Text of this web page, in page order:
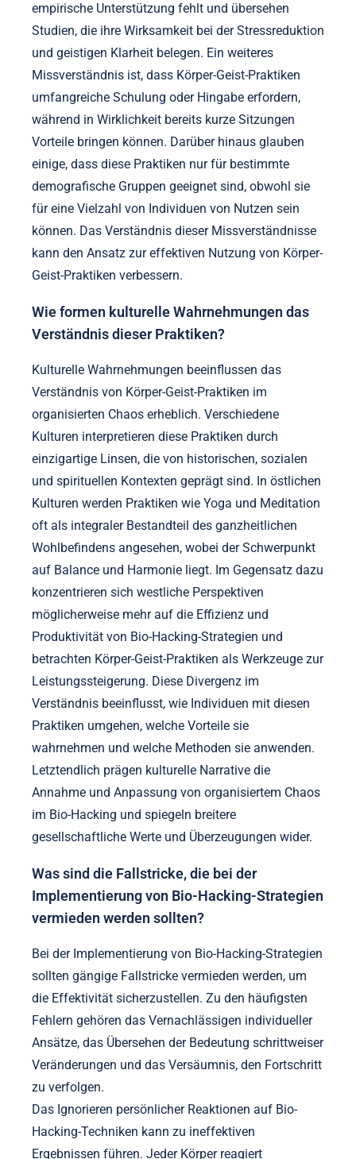
empirische Unterstützung fehlt und übersehen
Studien, die ihre Wirksamkeit bei der Stressreduktion
und geistigen Klarheit belegen. Ein weiteres
Missverständnis ist, dass Körper-Geist-Praktiken
umfangreiche Schulung oder Hingabe erfordern,
während in Wirklichkeit bereits kurze Sitzungen
Vorteile bringen können. Darüber hinaus glauben
einige, dass diese Praktiken nur für bestimmte
demografische Gruppen geeignet sind, obwohl sie
für eine Vielzahl von Individuen von Nutzen sein
können. Das Verständnis dieser Missverständnisse
kann den Ansatz zur effektiven Nutzung von Körper-
Geist-Praktiken verbessern.
Wie formen kulturelle Wahrnehmungen das
Verständnis dieser Praktiken?
Kulturelle Wahrnehmungen beeinflussen das
Verständnis von Körper-Geist-Praktiken im
organisierten Chaos erheblich. Verschiedene
Kulturen interpretieren diese Praktiken durch
einzigartige Linsen, die von historischen, sozialen
und spirituellen Kontexten geprägt sind. In östlichen
Kulturen werden Praktiken wie Yoga und Meditation
oft als integraler Bestandteil des ganzheitlichen
Wohlbefindens angesehen, wobei der Schwerpunkt
auf Balance und Harmonie liegt. Im Gegensatz dazu
konzentrieren sich westliche Perspektiven
möglicherweise mehr auf die Effizienz und
Produktivität von Bio-Hacking-Strategien und
betrachten Körper-Geist-Praktiken als Werkzeuge zur
Leistungssteigerung. Diese Divergenz im
Verständnis beeinflusst, wie Individuen mit diesen
Praktiken umgehen, welche Vorteile sie
wahrnehmen und welche Methoden sie anwenden.
Letztendlich prägen kulturelle Narrative die
Annahme und Anpassung von organisiertem Chaos
im Bio-Hacking und spiegeln breitere
gesellschaftliche Werte und Überzeugungen wider.
Was sind die Fallstricke, die bei der
Implementierung von Bio-Hacking-Strategien
vermieden werden sollten?
Bei der Implementierung von Bio-Hacking-Strategien
sollten gängige Fallstricke vermieden werden, um
die Effektivität sicherzustellen. Zu den häufigsten
Fehlern gehören das Vernachlässigen individueller
Ansätze, das Übersehen der Bedeutung schrittweiser
Veränderungen und das Versäumnis, den Fortschritt
zu verfolgen.
Das Ignorieren persönlicher Reaktionen auf Bio-
Hacking-Techniken kann zu ineffektiven
Ergebnissen führen. Jeder Körper reagiert